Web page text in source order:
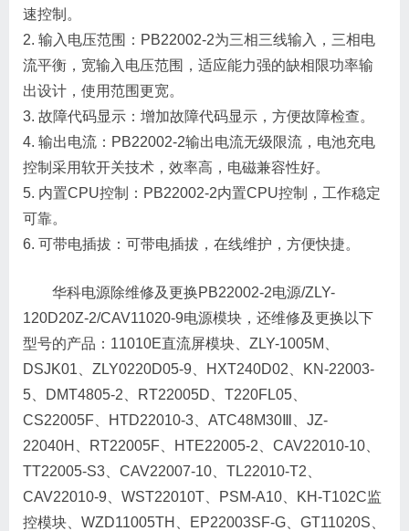
速控制。
2. 输入电压范围：PB22002-2为三相三线输入，三相电
流平衡，宽输入电压范围，适应能力强的缺相限功率输
出设计，使用范围更宽。
3. 故障代码显示：增加故障代码显示，方便故障检查。
4. 输出电流：PB22002-2输出电流无级限流，电池充电
控制采用软开关技术，效率高，电磁兼容性好。
5. 内置CPU控制：PB22002-2内置CPU控制，工作稳定
可靠。
6. 可带电插拔：可带电插拔，在线维护，方便快捷。
华科电源除维修及更换PB22002-2电源/ZLY-
120D20Z-2/CAV11020-9电源模块，还维修及更换以下
型号的产品：11010E直流屏模块、ZLY-1005M、
DSJK01、ZLY0220D05-9、HXT240D02、KN-22003-
5、DMT4805-2、RT22005D、T220FL05、
CS22005F、HTD22010-3、ATC48M30Ⅲ、JZ-
22040H、RT22005F、HTE22005-2、CAV22010-10、
TT22005-S3、CAV22007-10、TL22010-T2、
CAV22010-9、WST22010T、PSM-A10、KH-T102C监
控模块、WZD11005TH、EP22003SF-G、GT11020S、